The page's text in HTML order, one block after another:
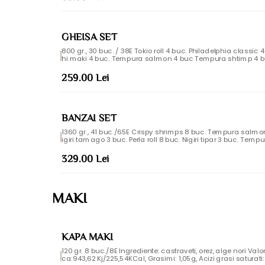
GHEISA SET
800 gr., 30 buc. / 38E Tokio roll 4 buc. Philadelphia classic
hi maki 4 buc. Tempura salmon 4 buc Tempura shtimp 4
: 5,3 g, Acizi grasi saturati: 1,4 g, Glucide: 34,36g, Zaharuri:
geni: Seminte de susan, soia, oua, gluten, mustar,
259.00 Lei
BANZAI SET
1360 gr., 41 buc./65E Crispy shrimps 8 buc. Tempura
igiri tamago 3 buc. Perla roll 8 buc. Nigiri tipar 3 buc.
si saturati:2,02g, Glucide: 35,46g, Zaharuri:4,75g, Proteine:
de susan, soia, oua,gluten, peste, mustar , dioxid de sulf si
329.00 Lei
MAKI
KAPA MAKI
120 gr. 8 buc./8E Ingrediente: castraveti, orez, alge nori
ca:943,62 Kj/225,54KCal, Grasimi: 1,05g, Acizi grasi saturati: